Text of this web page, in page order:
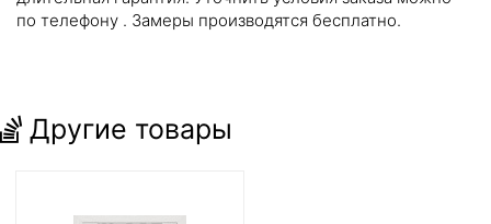
по телефону . Замеры производятся бесплатно.
Другие товары